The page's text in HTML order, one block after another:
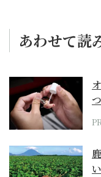
あわせて読